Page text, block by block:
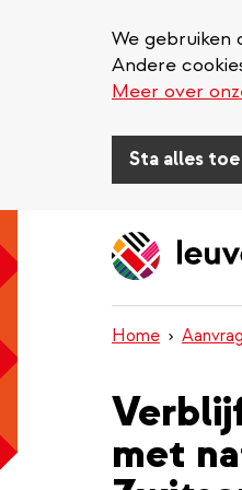
We gebruiken
Andere
Meer over
Sta alles toe
Home
met